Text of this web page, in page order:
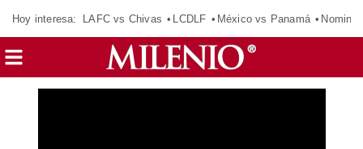
Hoy interesa: LAFC vs Chivas LCDLF México vs Panamá